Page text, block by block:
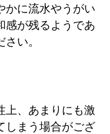
かに流水やうがい
感が残るようであ
い。
上、あまりにも激
しまう場合がござ